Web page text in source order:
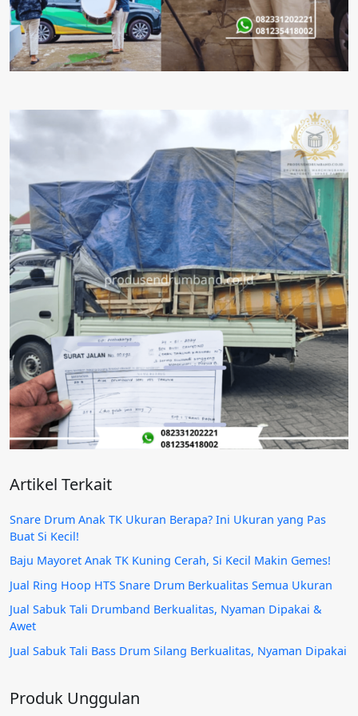
Artikel Terkait
Snare Drum Anak TK Ukuran Berapa? Ini Ukuran yang Pas
Buat Si Kecil!
Baju Mayoret Anak TK Kuning Cerah, Si Kecil Makin Gemes!
Jual Ring Hoop HTS Snare Drum Berkualitas Semua Ukuran
Jual Sabuk Tali Drumband Berkualitas, Nyaman Dipakai &
Awet
Jual Sabuk Tali Bass Drum Silang Berkualitas, Nyaman Dipakai
Produk Unggulan